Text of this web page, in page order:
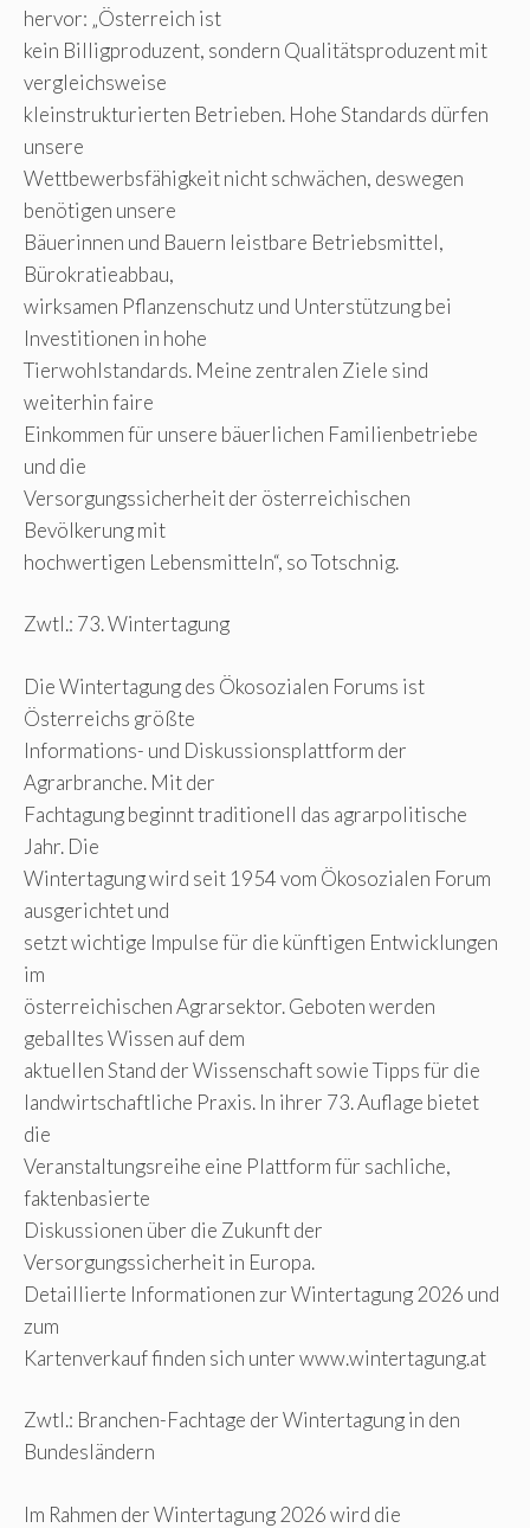
hervor: „Österreich ist
kein Billigproduzent, sondern Qualitätsproduzent mit
vergleichsweise
kleinstrukturierten Betrieben. Hohe Standards dürfen
unsere
Wettbewerbsfähigkeit nicht schwächen, deswegen
benötigen unsere
Bäuerinnen und Bauern leistbare Betriebsmittel,
Bürokratieabbau,
wirksamen Pflanzenschutz und Unterstützung bei
Investitionen in hohe
Tierwohlstandards. Meine zentralen Ziele sind
weiterhin faire
Einkommen für unsere bäuerlichen Familienbetriebe
und die
Versorgungssicherheit der österreichischen
Bevölkerung mit
hochwertigen Lebensmitteln“, so Totschnig.
Zwtl.: 73. Wintertagung
Die Wintertagung des Ökosozialen Forums ist
Österreichs größte
Informations- und Diskussionsplattform der
Agrarbranche. Mit der
Fachtagung beginnt traditionell das agrarpolitische
Jahr. Die
Wintertagung wird seit 1954 vom Ökosozialen Forum
ausgerichtet und
setzt wichtige Impulse für die künftigen Entwicklungen
im
österreichischen Agrarsektor. Geboten werden
geballtes Wissen auf dem
aktuellen Stand der Wissenschaft sowie Tipps für die
landwirtschaftliche Praxis. In ihrer 73. Auflage bietet
die
Veranstaltungsreihe eine Plattform für sachliche,
faktenbasierte
Diskussionen über die Zukunft der
Versorgungssicherheit in Europa.
Detaillierte Informationen zur Wintertagung 2026 und
zum
Kartenverkauf finden sich unter www.wintertagung.at
Zwtl.: Branchen-Fachtage der Wintertagung in den
Bundesländern
Im Rahmen der Wintertagung 2026 wird die